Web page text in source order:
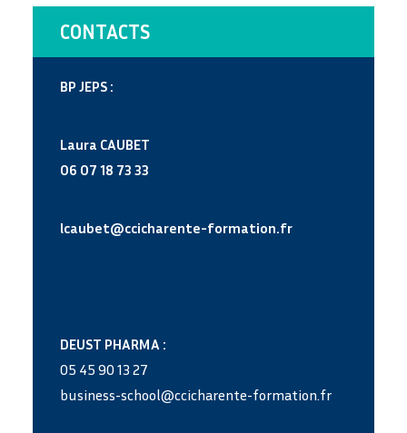
CONTACTS
BP JEPS :
Laura CAUBET
06 07 18 73 33
lcaubet@ccicharente-formation.fr
DEUST PHARMA :
05 45 90 13 27
business-school@ccicharente-formation.fr